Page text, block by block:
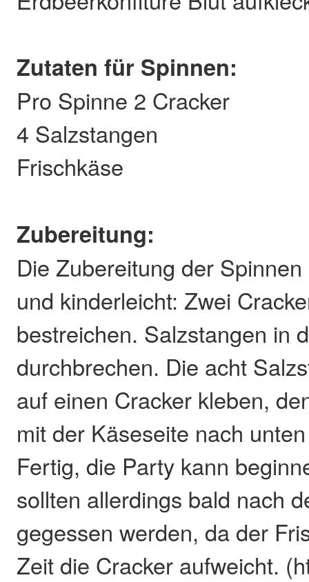
Zutaten für Spinnen:
Pro Spinne 2 Cracker
4 Salzstangen
Frischkäse
Zubereitung:
Die Zubereitung der
und kinderleicht: Zwei
bestreichen. Salzstangen in
durchbrechen. Die acht
auf einen Cracker kleben,
mit der Käseseite nach
Fertig, die Party kann
sollten allerdings bald nach
gegessen werden, da der
Zeit die Cracker aufweicht.